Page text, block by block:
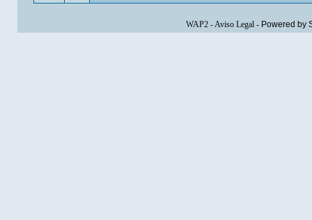
WAP2-Aviso Legal- Powered by